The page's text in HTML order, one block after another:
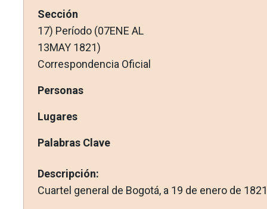
Sección
17) Período (07ENE AL
13MAY 1821)
Correspondencia Oficial
Personas
Lugares
Palabras Clave
Descripción:
Cuartel general de Bogotá, a 19 de enero de